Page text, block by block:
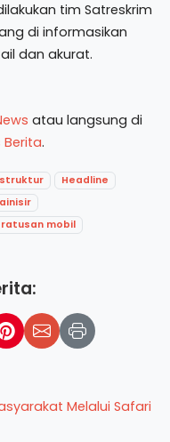
tim Satreskrim
di informasikan
dan akurat.
atau langsung di
Berita.
Headline
mobil
Melalui Safari